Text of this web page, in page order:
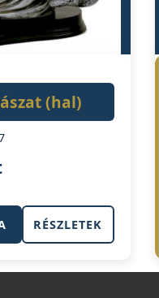
(hal)
RÉSZLETEK